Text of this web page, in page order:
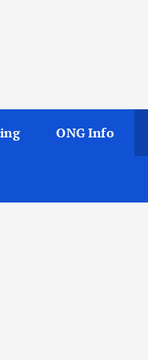
ONG Info